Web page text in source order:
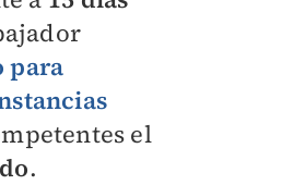
para
el
.